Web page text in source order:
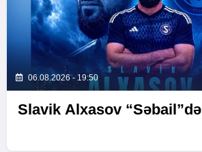
06.08.2026 - 19:50
Slavik Alxasov “Səbail”də